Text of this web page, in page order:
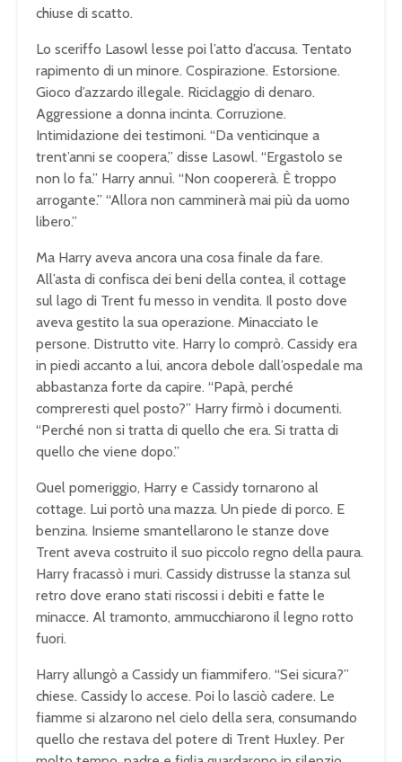
chiuse di scatto.
Lo sceriffo Lasowl lesse poi l’atto d’accusa. Tentato
rapimento di un minore. Cospirazione. Estorsione.
Gioco d’azzardo illegale. Riciclaggio di denaro.
Aggressione a donna incinta. Corruzione.
Intimidazione dei testimoni. “Da venticinque a
trent’anni se coopera,” disse Lasowl. “Ergastolo se
non lo fa.” Harry annuì. “Non coopererà. È troppo
arrogante.” “Allora non camminerà mai più da uomo
libero.”
Ma Harry aveva ancora una cosa finale da fare.
All’asta di confisca dei beni della contea, il cottage
sul lago di Trent fu messo in vendita. Il posto dove
aveva gestito la sua operazione. Minacciato le
persone. Distrutto vite. Harry lo comprò. Cassidy era
in piedi accanto a lui, ancora debole dall’ospedale ma
abbastanza forte da capire. “Papà, perché
compreresti quel posto?” Harry firmò i documenti.
“Perché non si tratta di quello che era. Si tratta di
quello che viene dopo.”
Quel pomeriggio, Harry e Cassidy tornarono al
cottage. Lui portò una mazza. Un piede di porco. E
benzina. Insieme smantellarono le stanze dove
Trent aveva costruito il suo piccolo regno della paura.
Harry fracassò i muri. Cassidy distrusse la stanza sul
retro dove erano stati riscossi i debiti e fatte le
minacce. Al tramonto, ammucchiarono il legno rotto
fuori.
Harry allungò a Cassidy un fiammifero. “Sei sicura?”
chiese. Cassidy lo accese. Poi lo lasciò cadere. Le
fiamme si alzarono nel cielo della sera, consumando
quello che restava del potere di Trent Huxley. Per